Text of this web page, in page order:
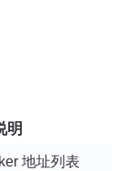
明
地址列表